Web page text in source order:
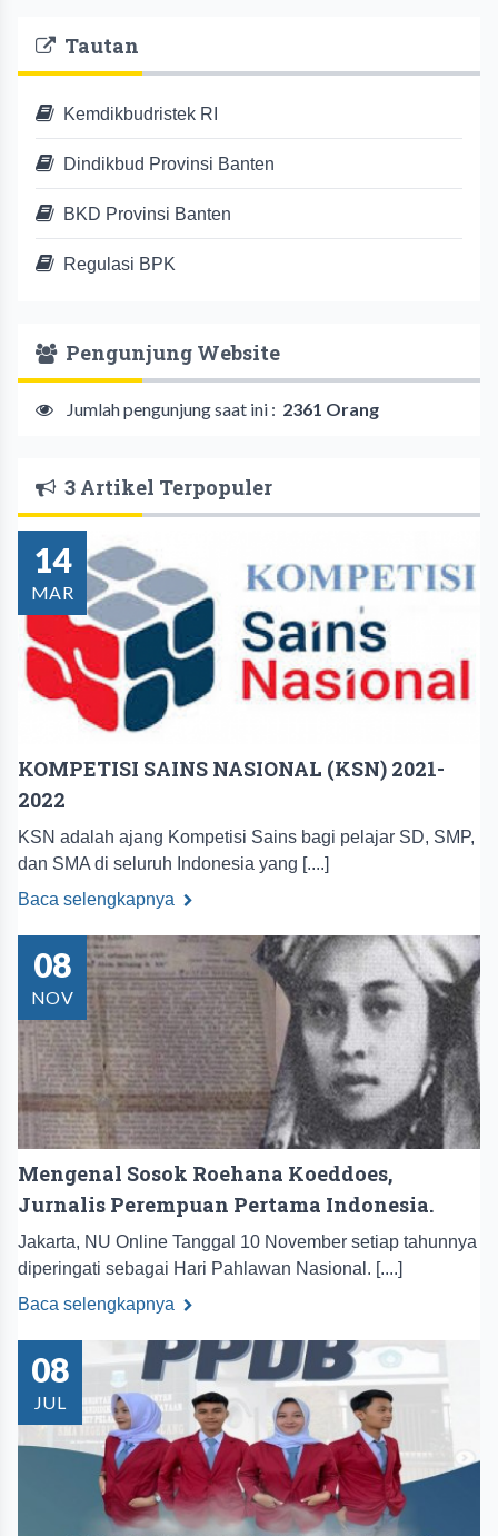
Tautan
Kemdikbudristek RI
Dindikbud Provinsi Banten
BKD Provinsi Banten
Regulasi BPK
Pengunjung Website
Jumlah pengunjung saat ini : 2361 Orang
3 Artikel Terpopuler
14
MAR
KOMPETISI SAINS NASIONAL (KSN) 2021-
2022
KSN adalah ajang Kompetisi Sains bagi pelajar SD, SMP,
dan SMA di seluruh Indonesia yang [....]
Baca selengkapnya
08
NOV
Mengenal Sosok Roehana Koeddoes,
Jurnalis Perempuan Pertama Indonesia.
Jakarta, NU Online Tanggal 10 November setiap tahunnya
diperingati sebagai Hari Pahlawan Nasional. [....]
Baca selengkapnya
08
JUL